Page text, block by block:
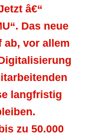
â€“
Das neue
ab, vor allem
langfristig
zu 50.000